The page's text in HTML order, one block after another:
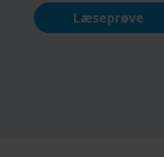
Læseprøve